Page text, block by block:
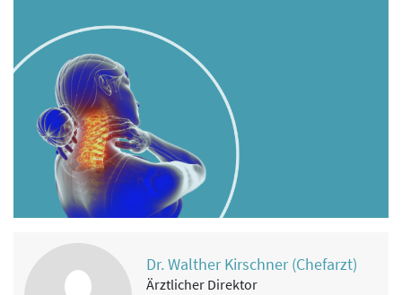
Dr. Walther Kirschner (Chefarzt)
Ärztlicher Direktor